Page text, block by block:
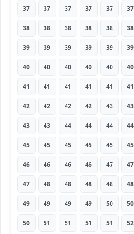
37 37 37 37 37 37
38 38 38 38 38 38
39 39 39 39 39 39
40 40 40 40 40 40
41 41 41 41 41 41
42 42 42 42 43 43
43 43 44 44 44 44
45 45 45 45 45 45
46 46 46 46 47 47
47 48 48 48 48 48
49 49 49 49 50 50
50 51 51 51 51 52